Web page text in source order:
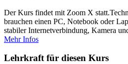
Der Kurs findet mit Zoom X
brauchen einen PC, Notebook oder
stabiler Internetverbindung, Kamera
Mehr Infos
Lehrkraft für diesen Kurs